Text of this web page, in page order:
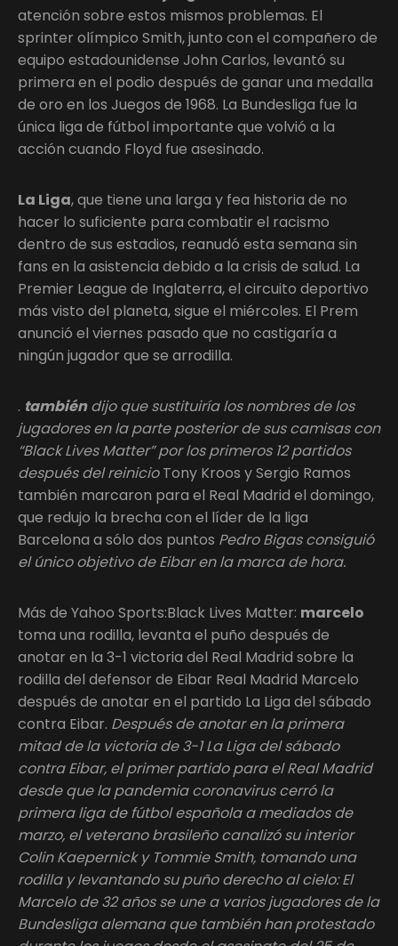
atención sobre estos mismos problemas. El
sprinter olímpico Smith, junto con el compañero de
equipo estadounidense John Carlos, levantó su
primera en el podio después de ganar una medalla
de oro en los Juegos de 1968. La Bundesliga fue la
única liga de fútbol importante que volvió a la
acción cuando Floyd fue asesinado.
La Liga, que tiene una larga y fea historia de no
hacer lo suficiente para combatir el racismo
dentro de sus estadios, reanudó esta semana sin
fans en la asistencia debido a la crisis de salud. La
Premier League de Inglaterra, el circuito deportivo
más visto del planeta, sigue el miércoles. El Prem
anunció el viernes pasado que no castigaría a
ningún jugador que se arrodilla.
. tambiéndijo que sustituiría los nombres de los
jugadores en la parte posterior de sus camisas con
“Black Lives Matter” por los primeros 12 partidos
después del reinicioTony Kroos y Sergio Ramos
también marcaron para el Real Madrid el domingo,
que redujo la brecha con el líder de la liga
Barcelona a sólo dos puntos Pedro Bigas consiguió
el único objetivo de Eibar en la marca de hora.
Más de Yahoo Sports:Black Lives Matter: marcelo
toma una rodilla, levanta el puño después de
anotar en la 3-1 victoria del Real Madrid sobre la
rodilla del defensor de Eibar Real Madrid Marcelo
después de anotar en el partido La Liga del sábado
contra Eibar. Después de anotar en la primera
mitad de la victoria de 3-1 La Liga del sábado
contra Eibar, el primer partido para el Real Madrid
desde que la pandemia coronavirus cerró la
primera liga de fútbol española a mediados de
marzo, el veterano brasileño canalizó su interior
Colin Kaepernick y Tommie Smith, tomando una
rodilla y levantando su puño derecho al cielo: El
Marcelo de 32 años se une a varios jugadores de la
Bundesliga alemana que también han protestado